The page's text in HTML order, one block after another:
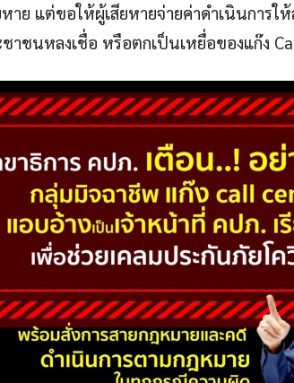
ย แต่ขอให้ผู้เสียหายจ่ายค่าดำเนินการใ
าชนหลงเชื่อ หรือตกเป็นเหยื่อของแก๊ง